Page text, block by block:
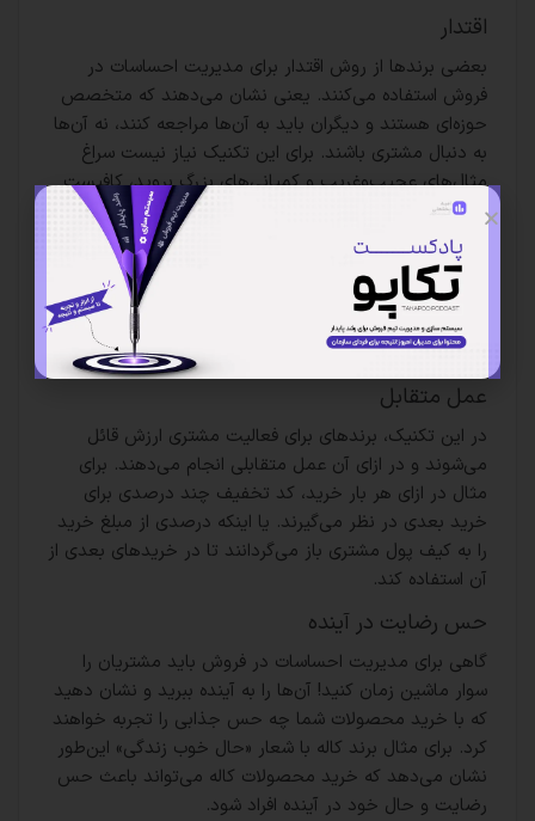
اقتدار
بعضی برندها از روش اقتدار برای مدیریت احساسات در
فروش استفاده می‌کنند. یعنی نشان می‌دهند که متخصص
حوزه‌ای هستند و دیگران باید به آن‌ها مراجعه کنند، نه آن‌ها
به دنبال مشتری باشند. برای این تکنیک نیاز نیست سراغ
مثال‌های عجیب‌وغریب و کمپانی‌های بزرگ بروید، کافیست
برای ویزیت دکتر با منشی پزشکان متخصص تماس بگیرید.
تقریباً حتی اگر مطمئن باشید که سر پزشک کاملاً خلوت
است، باز هم بعید است که همان موقع به شما نوبت
بدهند. این تعویق در نوبت‌دهی باعث می‌شود مردم تصور
کنند که پزشک فردی بسیار متخصص است که سرش همیشه
شلوغ است.
عمل متقابل
در این تکنیک، برندهای برای فعالیت مشتری ارزش قائل
می‌شوند و در ازای آن عمل متقابلی انجام می‌دهند. برای
مثال در ازای هر بار خرید، کد تخفیف چند درصدی برای
خرید بعدی در نظر می‌گیرند. یا اینکه درصدی از مبلغ خرید
را به کیف پول مشتری باز می‌گردانند تا در خریدهای بعدی از
آن استفاده کند.
حس رضایت در آینده
گاهی برای مدیریت احساسات در فروش باید مشتریان را
سوار ماشین زمان کنید! آن‌ها را به آینده ببرید و نشان دهید
که با خرید محصولات شما چه حس جذابی را تجربه خواهند
کرد. برای مثال برند کاله با شعار «حال خوب زندگی» این‌طور
نشان می‌دهد که خرید محصولات کاله می‌تواند باعث حس
رضایت و حال خود در آینده افراد شود.